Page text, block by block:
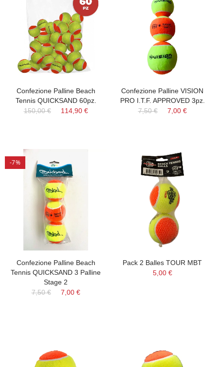
Confezione Palline Beach
Tennis QUICKSAND 60pz.
150,00 €
114,90 €
Confezione Palline VISION
PRO I.T.F. APPROVED 3pz.
7,50 €
7,00 €
-7%
Confezione Palline Beach
Tennis QUICKSAND 3 Palline
Stage 2
7,50 €
7,00 €
Pack 2 Balles TOUR MBT
5,00 €